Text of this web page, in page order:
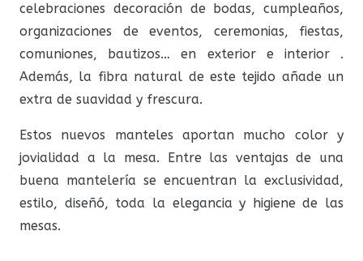
celebraciones decoración de bodas, cumpleaños,
organizaciones de eventos, ceremonias, fiestas,
comuniones, bautizos… en exterior e interior .
Además, la fibra natural de este tejido añade un
extra de suavidad y frescura.
Estos nuevos manteles aportan mucho color y
jovialidad a la mesa. Entre las ventajas de una
buena mantelería se encuentran la exclusividad,
estilo, diseñó, toda la elegancia y higiene de las
mesas.